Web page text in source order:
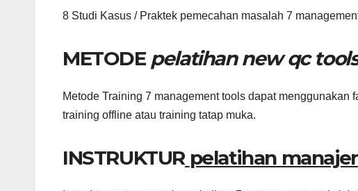
8 Studi Kasus / Praktek pemecahan masalah 7
METODE pelatihan new qc
Metode Training 7 management tools dapat
training offline atau training tatap muka.
INSTRUKTUR pelatihan